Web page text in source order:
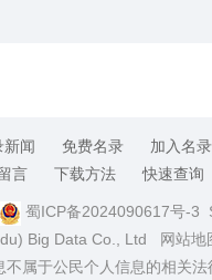
新闻 免费名录 加入名录
言
下载方法 快速查询
蜀ICP备2024090617号-3
Big Data Co., Ltd
网站地
不属于公民个人信息的相关